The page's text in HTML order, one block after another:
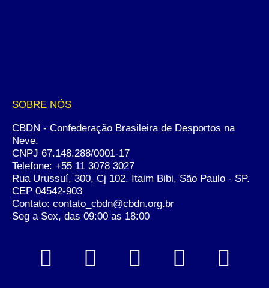
SOBRE NÓS
CBDN - Confederação Brasileira de Desportos na
Neve.
CNPJ 67.148.288/0001-17
Telefone: +55 11 3078 3027
Rua Urussuí, 300, Cj 102. Itaim Bibi, São Paulo - SP.
CEP 04542-903
Contato: contato_cbdn@cbdn.org.br
Seg a Sex, das 09:00 as 18:00